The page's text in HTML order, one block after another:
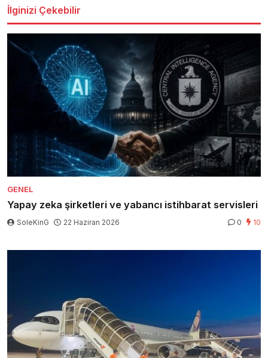
İlginizi Çekebilir
GENEL
Yapay zeka şirketleri ve yabancı istihbarat servisleri
SoleKinG 22 Haziran 2026 0 10